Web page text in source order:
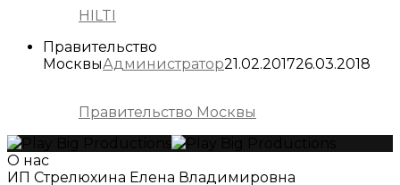
HILTI
Правительство
МосквыАдминистратор21.02.201726.03.2018
Правительство Москвы
О нас
ИП Стрелюхина Елена Владимировна